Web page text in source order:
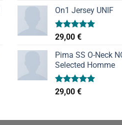
de 5
On1 Jersey UNIF
Valorado
con
de 5
29,00 €
Pima SS O-Neck
Selected Homme
Valorado
con
29,00 €